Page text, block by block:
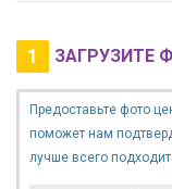
1 ЗАГРУЗИТЕ
Предоставьте фото
поможет нам
лучше всего